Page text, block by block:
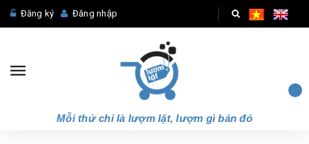
Đăng ký Đăng nhập
Mỗi thứ chỉ là lượm lặt, lượm gì bán đó